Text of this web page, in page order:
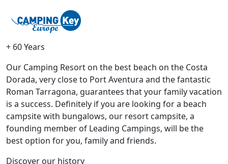
+ 60 Years
Our Camping Resort on the best beach on the Costa
Dorada, very close to Port Aventura and the fantastic
Roman Tarragona, guarantees that your family vacation
is a success. Definitely if you are looking for a beach
campsite with bungalows, our resort campsite, a
founding member of Leading Campings, will be the
best option for you, family and friends.
Discover our history